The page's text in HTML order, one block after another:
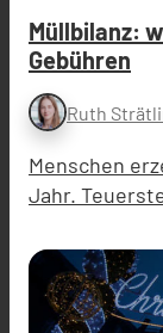
Müllbilanz:
Gebühren
Ruth
Menschen
Jahr.